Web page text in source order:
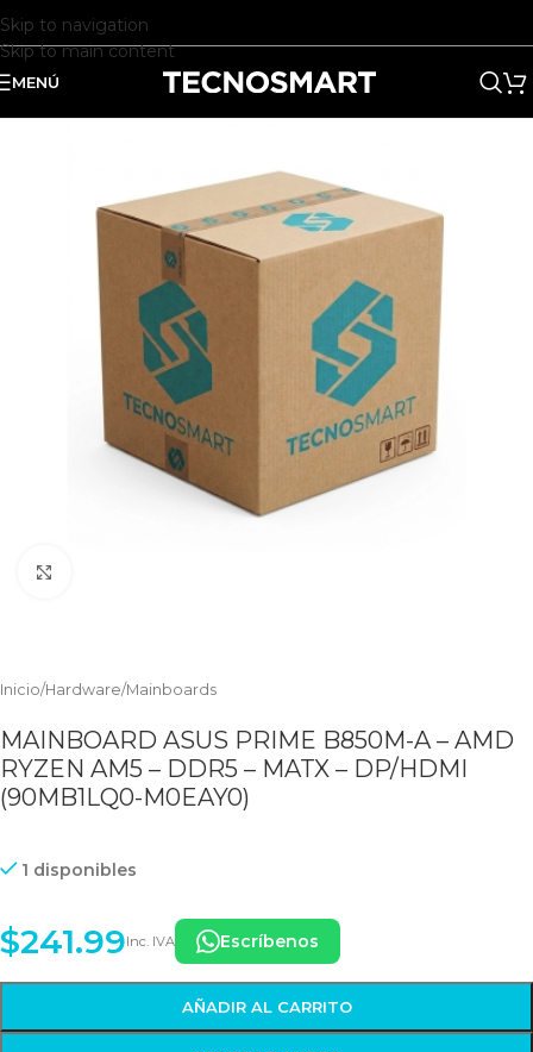
Skip to navigation
Skip to main content
MENÚ
Inicio/Hardware/Mainboards
MAINBOARD ASUS PRIME B850M-A – AMD
RYZEN AM5 – DDR5 – MATX – DP/HDMI
(90MB1LQ0-M0EAY0)
1 disponibles
$241.99Inc. IVA Escríbenos
AÑADIR AL CARRITO